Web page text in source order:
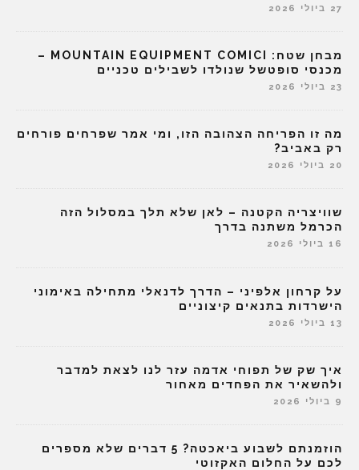
27 ביולי 2026
מבחן שטח: MOUNTAIN EQUIPMENT COMICI –
מכנסי סופטשל שנולדו לשבילים טכניים
23 ביולי 2026
מה זו הפריחה הצהובה הזו, ומי אמר שפרחים פורחים
רק באביב?
20 ביולי 2026
שוויצריה הקטנה – לאן שלא תלך במסלול הזה
הכרמל משתנה בדרך
16 ביולי 2026
על קרחון אלפיני – הדרך לדנאלי מתחילה באימוני
הישרדות בתנאים קיצוניים
13 ביולי 2026
איך שק של תפוחי אדמה עזר לנו לצאת למדבר
ולהשאיר את הפחדים מאחור
9 ביולי 2026
הוזמנתם לשבוע ביאכטה? 5 דברים שלא מספרים
לכם על החלום האקזוטי